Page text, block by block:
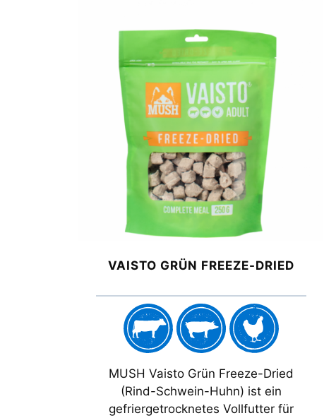
VAISTO GRÜN FREEZE-DRIED
MUSH Vaisto Grün Freeze-Dried
(Rind-Schwein-Huhn) ist ein
gefriergetrocknetes Vollfutter für